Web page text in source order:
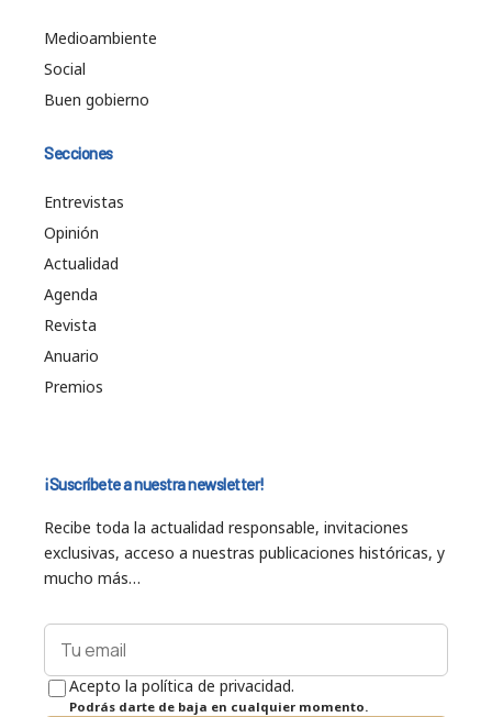
Medioambiente
Social
Buen gobierno
Secciones
Entrevistas
Opinión
Actualidad
Agenda
Revista
Anuario
Premios
¡Suscríbete a nuestra newsletter!
Recibe toda la actualidad responsable, invitaciones
exclusivas, acceso a nuestras publicaciones históricas, y
mucho más…
Acepto la política de privacidad.
Podrás darte de baja en cualquier momento.